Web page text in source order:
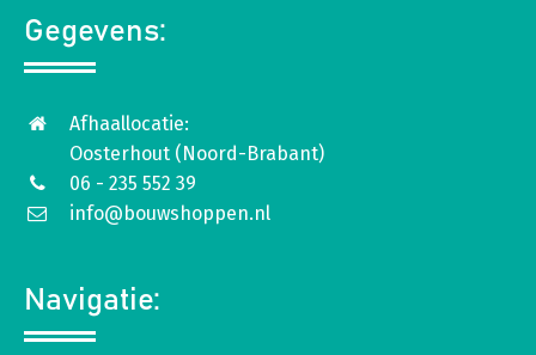
Gegevens:
Afhaallocatie:
Oosterhout (Noord-Brabant)
06 - 235 552 39
info@bouwshoppen.nl
Navigatie: